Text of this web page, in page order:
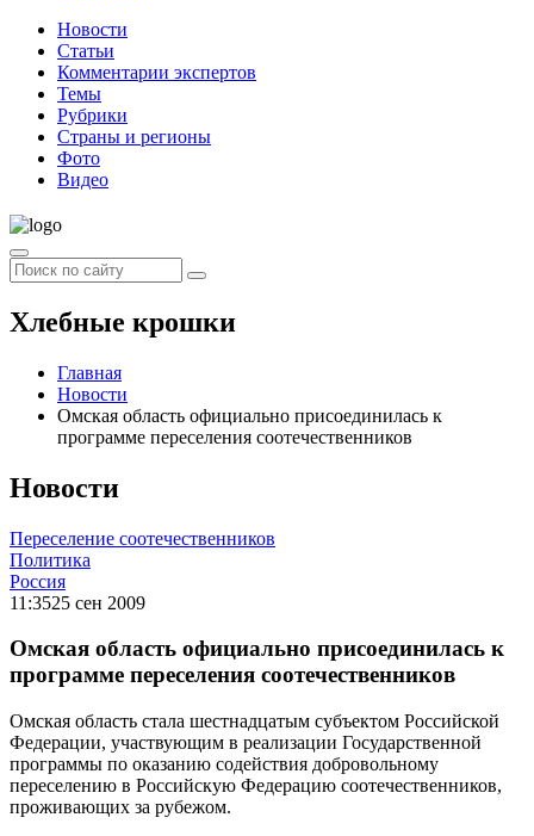
Новости
Статьи
Комментарии экспертов
Темы
Рубрики
Страны и регионы
Фото
Видео
Хлебные крошки
Главная
Новости
Омская область официально присоединилась к
программе переселения соотечественников
Новости
Переселение соотечественников
Политика
Россия
11:3525 сен 2009
Омская область официально присоединилась к
программе переселения соотечественников
Омская область стала шестнадцатым субъектом Российской
Федерации, участвующим в реализации Государственной
программы по оказанию содействия добровольному
переселению в Российскую Федерацию соотечественников,
проживающих за рубежом.